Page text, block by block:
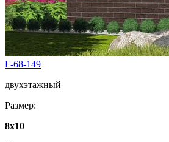
Г-68-149
двухэтажный
Размер:
8х10